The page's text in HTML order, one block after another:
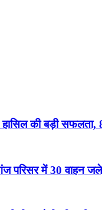
की बड़ी सफलता,
परिसर में 30 वाहन